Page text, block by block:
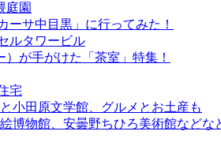
庭園
ーサ中目黒」に行ってみた！
ルタワービル
が手がけた「茶室」特集！
宅
小田原文学館、グルメとお土産も
博物館、安曇野ちひろ美術館などな